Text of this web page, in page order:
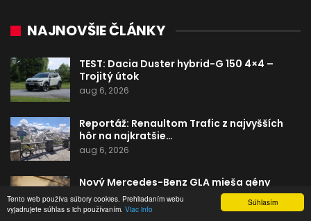
Súhlasím
Tento web používa súbory cookies. Prehliadaním webu
vyjadrujete súhlas s ich používaním. Viac info
NAJNOVŠIE ČLÁNKY
TEST: Dacia Duster hybrid-G 150 4×4 –
Trojitý útok
aug 6, 2026
Reportáž: Renaultom Trafic z najvyšších
hôr na najkratšie…
aug 6, 2026
Nový Mercedes-Benz GLA mieša gény
bestselleru s elektrinou
júl 31, 2026